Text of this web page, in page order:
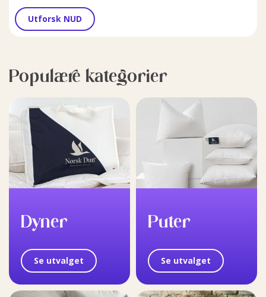
Utforsk NUD
Populære kategorier
Dyner
Se utvalget
Puter
Se utvalget